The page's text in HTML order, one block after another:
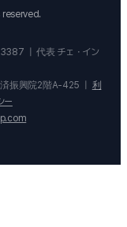
代表 チェ・イン
済振興院2階A-425
利
ー